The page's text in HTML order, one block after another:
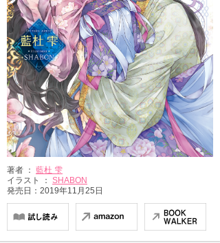
著者 ： 藍杜 雫
イラスト ： SHABON
発売日：2019年11月25日